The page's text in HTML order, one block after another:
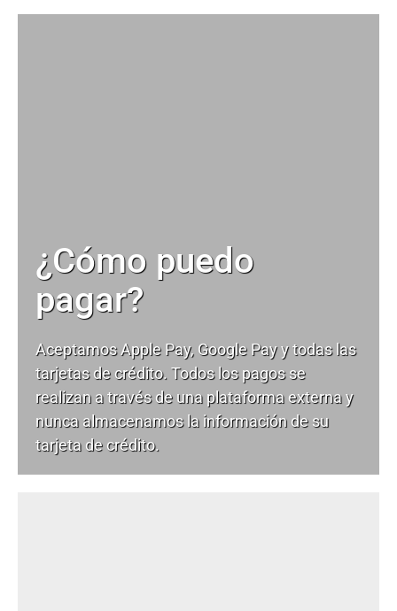
¿Cómo puedo
pagar?
Aceptamos Apple Pay, Google Pay y todas las
tarjetas de crédito. Todos los pagos se
realizan a través de una plataforma externa y
nunca almacenamos la información de su
tarjeta de crédito.